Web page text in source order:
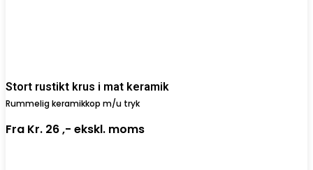
Stort rustikt krus i mat keramik
Rummelig keramikkop m/u tryk
Fra Kr. 26 ,- ekskl. moms